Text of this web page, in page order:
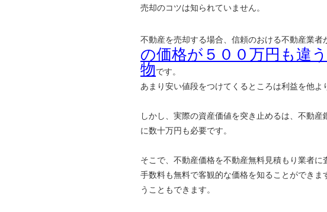
売却のコツは知られていません。
不動産を売却する場合、信頼のおける不動産業者
の価格が５００万円も違
物です。
あまり安い値段をつけてくるところは利益を他よ
しかし、実際の資産価値を突き止めるは、不動
に数十万円も必要です。
そこで、不動産価格を不動産無料見積もり業者
手数料も無料で客観的な価格を知ることができ
うこともできます。